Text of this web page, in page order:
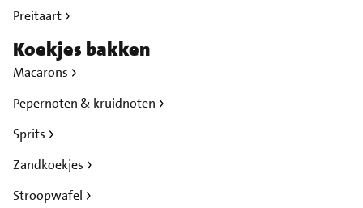
Preitaart
Koekjes bakken
Macarons
Pepernoten & kruidnoten
Sprits
Zandkoekjes
Stroopwafel